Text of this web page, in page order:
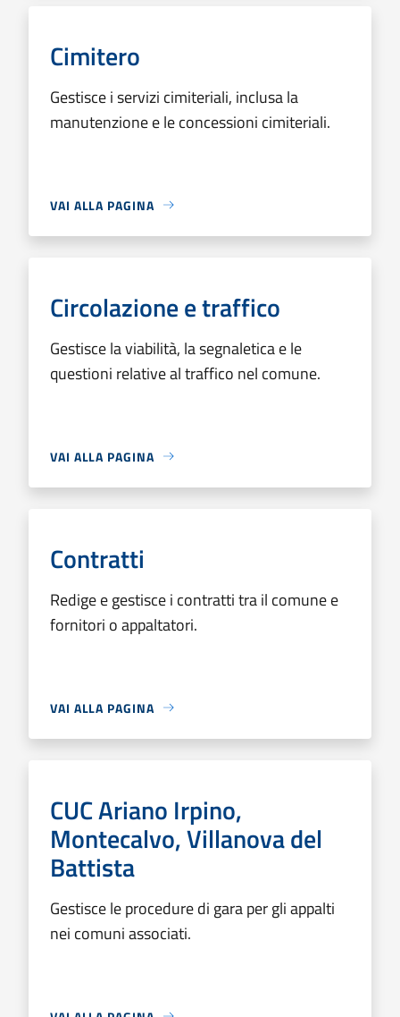
Cimitero
Gestisce i servizi cimiteriali, inclusa la
manutenzione e le concessioni cimiteriali.
VAI ALLA PAGINA
Circolazione e traffico
Gestisce la viabilità, la segnaletica e le
questioni relative al traffico nel comune.
VAI ALLA PAGINA
Contratti
Redige e gestisce i contratti tra il comune e
fornitori o appaltatori.
VAI ALLA PAGINA
CUC Ariano Irpino,
Montecalvo, Villanova del
Battista
Gestisce le procedure di gara per gli appalti
nei comuni associati.